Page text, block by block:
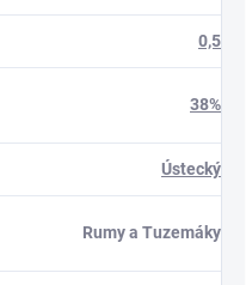
0,5
38%
Ústecký
Rumy a Tuzemáky